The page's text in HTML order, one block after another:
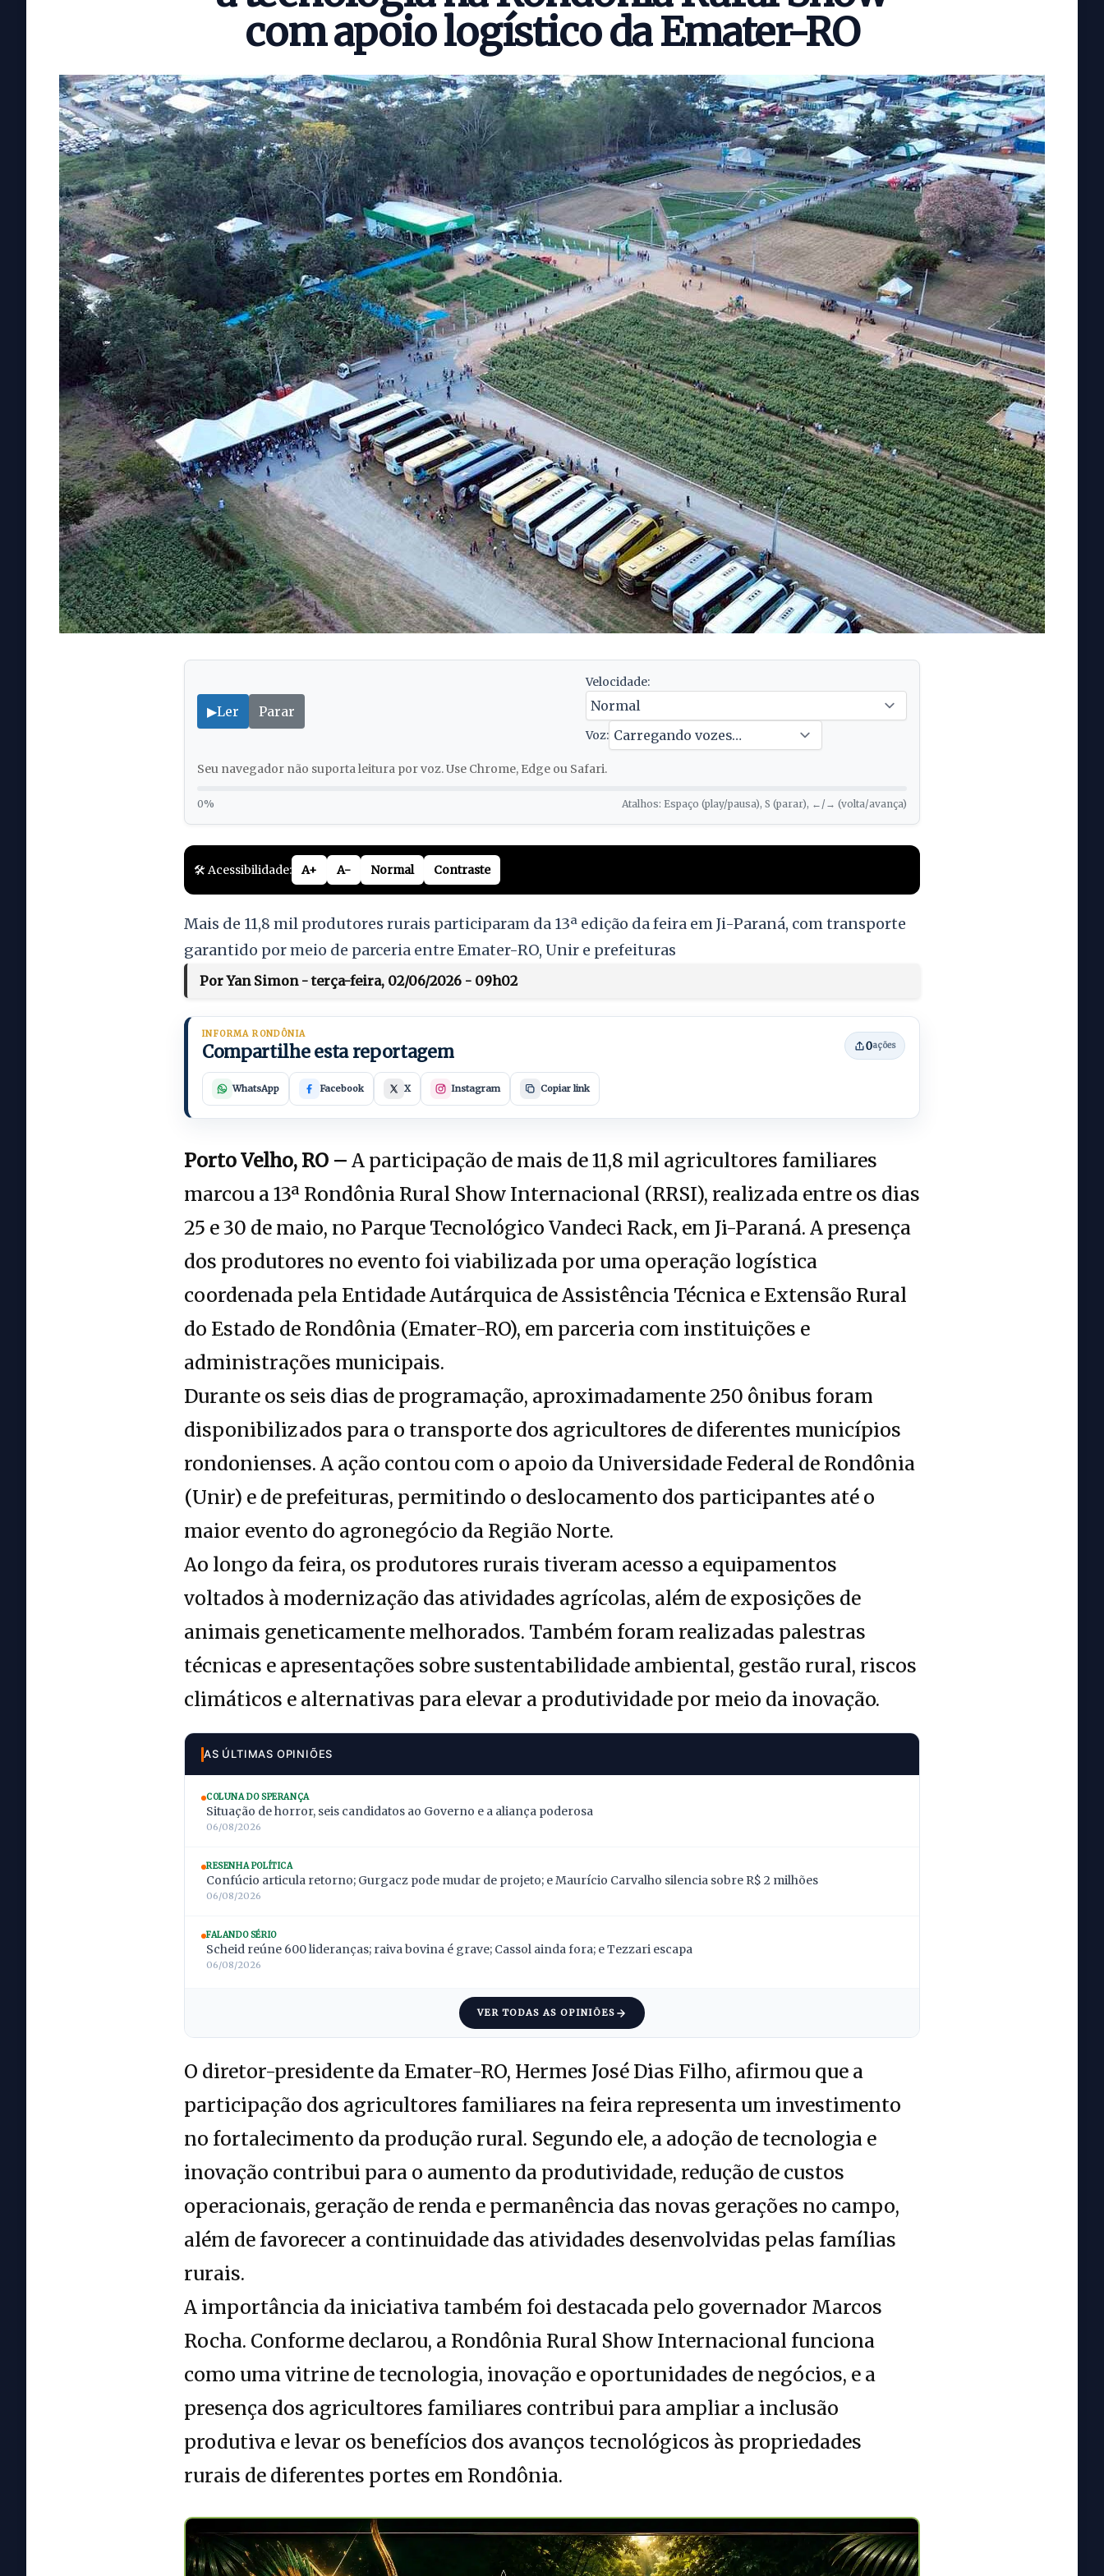
com apoio logístico da Emater-RO
▶Ler Parar
Velocidade:
Voz:
Seu navegador não suporta leitura por voz. Use Chrome, Edge ou Safari.
0% Atalhos: Espaço (play/pausa), S (parar), ←/→ (volta/avança)
🛠️ Acessibilidade: A+ A- Normal Contraste
Mais de 11,8 mil produtores rurais participaram da 13ª edição da feira em Ji-Paraná, com transporte
garantido por meio de parceria entre Emater-RO, Unir e prefeituras
Por Yan Simon - terça-feira, 02/06/2026 - 09h02
INFORMA RONDÔNIA
Compartilhe esta reportagem 0ações
WhatsApp Facebook X Instagram Copiar link
Porto Velho, RO – A participação de mais de 11,8 mil agricultores familiares
marcou a 13ª Rondônia Rural Show Internacional (RRSI), realizada entre os dias
25 e 30 de maio, no Parque Tecnológico Vandeci Rack, em Ji-Paraná. A presença
dos produtores no evento foi viabilizada por uma operação logística
coordenada pela Entidade Autárquica de Assistência Técnica e Extensão Rural
do Estado de Rondônia (Emater-RO), em parceria com instituições e
administrações municipais.
Durante os seis dias de programação, aproximadamente 250 ônibus foram
disponibilizados para o transporte dos agricultores de diferentes municípios
rondonienses. A ação contou com o apoio da Universidade Federal de Rondônia
(Unir) e de prefeituras, permitindo o deslocamento dos participantes até o
maior evento do agronegócio da Região Norte.
Ao longo da feira, os produtores rurais tiveram acesso a equipamentos
voltados à modernização das atividades agrícolas, além de exposições de
animais geneticamente melhorados. Também foram realizadas palestras
técnicas e apresentações sobre sustentabilidade ambiental, gestão rural, riscos
climáticos e alternativas para elevar a produtividade por meio da inovação.
AS ÚLTIMAS OPINIÕES
COLUNA DO SPERANÇA
Situação de horror, seis candidatos ao Governo e a aliança poderosa
06/08/2026
RESENHA POLÍTICA
Confúcio articula retorno; Gurgacz pode mudar de projeto; e Maurício Carvalho silencia sobre R$ 2 milhões
06/08/2026
FALANDO SÉRIO
Scheid reúne 600 lideranças; raiva bovina é grave; Cassol ainda fora; e Tezzari escapa
06/08/2026
VER TODAS AS OPINIÕES
O diretor-presidente da Emater-RO, Hermes José Dias Filho, afirmou que a
participação dos agricultores familiares na feira representa um investimento
no fortalecimento da produção rural. Segundo ele, a adoção de tecnologia e
inovação contribui para o aumento da produtividade, redução de custos
operacionais, geração de renda e permanência das novas gerações no campo,
além de favorecer a continuidade das atividades desenvolvidas pelas famílias
rurais.
A importância da iniciativa também foi destacada pelo governador Marcos
Rocha. Conforme declarou, a Rondônia Rural Show Internacional funciona
como uma vitrine de tecnologia, inovação e oportunidades de negócios, e a
presença dos agricultores familiares contribui para ampliar a inclusão
produtiva e levar os benefícios dos avanços tecnológicos às propriedades
rurais de diferentes portes em Rondônia.